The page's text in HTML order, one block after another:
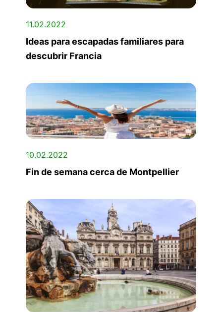
11.02.2022
Ideas para escapadas familiares para
descubrir Francia
10.02.2022
Fin de semana cerca de Montpellier